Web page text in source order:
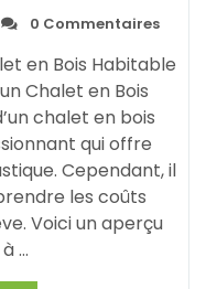
0 Commentaires
en Bois Habitable
Chalet en Bois
chalet en bois
qui offre
Cependant, il
les coûts
Voici un aperçu
…